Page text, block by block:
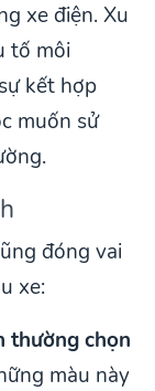
xe điện. Xu
tố môi
kết hợp
muốn sử
đóng vai
xe:
thường chọn
màu này